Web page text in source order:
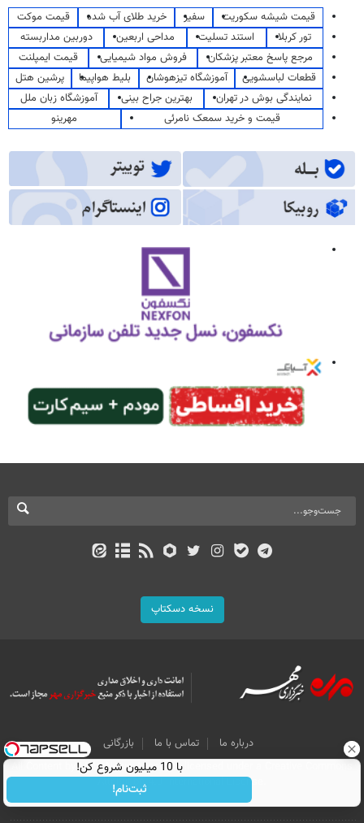
قیمت شیشه سکوریت سفیر خرید طلای آب شده
قیمت موکت
تور کربلا
استند تسلیت مداحی اربعین
دوربین مداربسته
مرجع پاسخ معتبر پزشکان
فروش مواد شیمیایی
قیمت ایمپلنت
قطعات لباسشویی
آموزشگاه تیزهوشان بلیط هواپیما
پرشین هتل
نمایندگی بوش در تهران
بهترین جراح بینی
آموزشگاه زبان ملل
قیمت و خرید سمعک نامرئی
مهرینو
نسخه دسکتاپ
درباره ما تماس با ما
بازرگانی
All Content by Mehr News Agency is licensed under a Creative Commons
Attribution 4.0 International License.
با 10 میلیون شروع کن!
ثبت‌نام!